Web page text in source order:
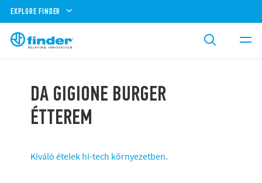
EXPLORE FINDER
DA GIGIONE BURGER
ÉTTEREM
Kiváló ételek hi-tech környezetben.